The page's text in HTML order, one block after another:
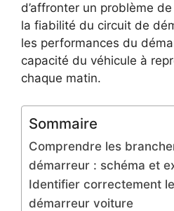
d’affronter un problème
la fiabilité du circuit de
les performances du
capacité du véhicule à
chaque matin.
Sommaire
Comprendre les
démarreur : schéma et
Identifier correctement
démarreur voiture